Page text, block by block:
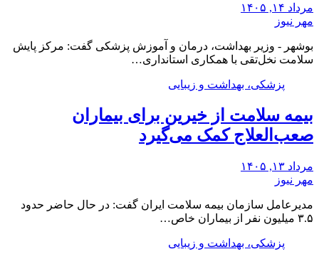
مرداد ۱۴, ۱۴۰۵
مهر نیوز
بوشهر - وزیر بهداشت، درمان و آموزش پزشکی گفت: مرکز پایش
سلامت نخل‌تقی با همکاری استانداری…
پزشکی، بهداشت و زیبایی
بیمه سلامت از خیرین برای بیماران
صعب‌العلاج کمک می‌گیرد
مرداد ۱۳, ۱۴۰۵
مهر نیوز
مدیرعامل سازمان بیمه سلامت ایران گفت: در حال حاضر حدود
۳.۵ میلیون نفر از بیماران خاص…
پزشکی، بهداشت و زیبایی